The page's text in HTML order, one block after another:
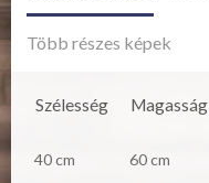
Több részes képek
Szélesség Magasság
40 cm 60 cm